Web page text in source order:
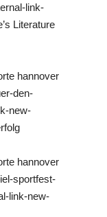
link-
Literature
hannover
den-
new-
hannover
sportfest-
link-new-